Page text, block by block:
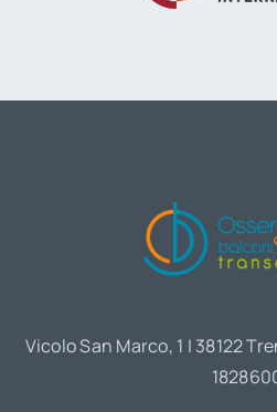
Vicolo San Marco, 1 | 38122